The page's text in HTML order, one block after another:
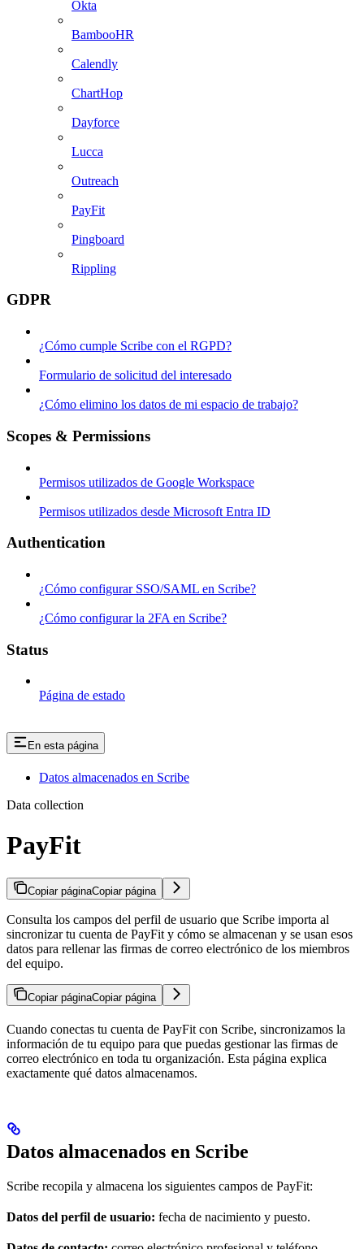
Okta
BambooHR
Calendly
ChartHop
Dayforce
Lucca
Outreach
PayFit
Pingboard
Rippling
GDPR
¿Cómo cumple Scribe con el RGPD?
Formulario de solicitud del interesado
¿Cómo elimino los datos de mi espacio de trabajo?
Scopes & Permissions
Permisos utilizados de Google Workspace
Permisos utilizados desde Microsoft Entra ID
Authentication
¿Cómo configurar SSO/SAML en Scribe?
¿Cómo configurar la 2FA en Scribe?
Status
Página de estado
En esta página
Datos almacenados en Scribe
Data collection
PayFit
Copiar páginaCopiar página
Consulta los campos del perfil de usuario que Scribe importa al
sincronizar tu cuenta de PayFit y cómo se almacenan y se usan esos
datos para rellenar las firmas de correo electrónico de los miembros
del equipo.
Copiar páginaCopiar página
Cuando conectas tu cuenta de PayFit con Scribe, sincronizamos la
información de tu equipo para que puedas gestionar las firmas de
correo electrónico en toda tu organización. Esta página explica
exactamente qué datos almacenamos.
Datos almacenados en Scribe
Scribe recopila y almacena los siguientes campos de PayFit:
Datos del perfil de usuario: fecha de nacimiento y puesto.